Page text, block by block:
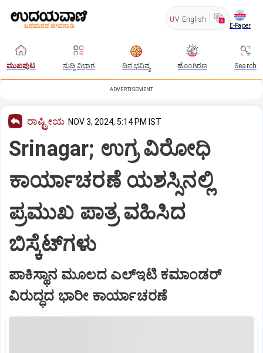
UV English
E-Paper
ಮುಖಪುಟ ಸುದ್ದಿ ವಿಭಾಗ ದಿನ ಭವಿಷ್ಯ ಹೊಂಗಿರಣ Search
ADVERTISEMENT
ರಾಷ್ಟ್ರೀಯ NOV 3, 2024, 5:14 PM IST
Srinagar; ಉಗ್ರ ವಿರೋಧಿ
ಕಾರ್ಯಾಚರಣೆ ಯಶಸ್ಸಿನಲ್ಲಿ
ಪ್ರಮುಖ ಪಾತ್ರ ವಹಿಸಿದ
ಬಿಸ್ಕೆಟ್‌ಗಳು
ಪಾಕಿಸ್ಥಾನ ಮೂಲದ ಎಲ್‌ಇಟಿ ಕಮಾಂಡರ್
ವಿರುದ್ಧದ ಭಾರೀ ಕಾರ್ಯಾಚರಣೆ